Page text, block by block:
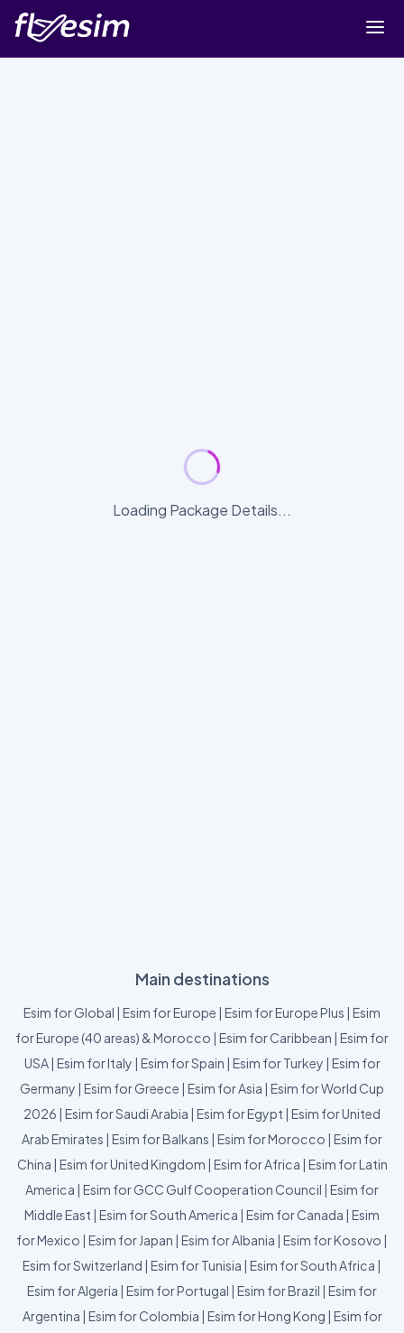
Loading Package Details...
Main destinations
Esim for Global | Esim for Europe | Esim for Europe Plus | Esim
for Europe (40 areas) & Morocco | Esim for Caribbean | Esim for
USA| Esim for Italy | Esim for Spain | Esim for Turkey | Esim for
Germany | Esim for Greece | Esim for Asia | Esim for World Cup
2026 | Esim for Saudi Arabia | Esim for Egypt | Esim for United
Arab Emirates | Esim for Balkans | Esim for Morocco | Esim for
China | Esim for United Kingdom | Esim for Africa | Esim for Latin
America | Esim for GCC Gulf Cooperation Council | Esim for
Middle East | Esim for South America | Esim for Canada | Esim
for Mexico | Esim for Japan | Esim for Albania | Esim for Kosovo |
Esim for Switzerland | Esim for Tunisia | Esim for South Africa |
Esim for Algeria | Esim for Portugal | Esim for Brazil | Esim for
Argentina | Esim for Colombia | Esim for Hong Kong | Esim for